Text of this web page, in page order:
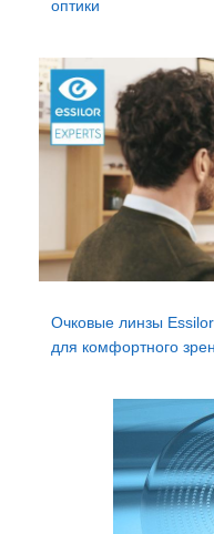
оптики
Очковые линзы
для комфортного